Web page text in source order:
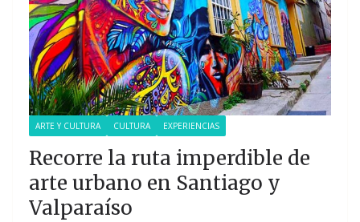
ARTE Y CULTURA CULTURA EXPERIENCIAS
Recorre la ruta imperdible de
arte urbano en Santiago y
Valparaíso